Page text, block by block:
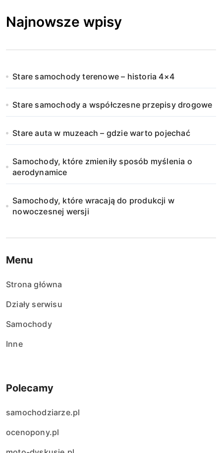
Najnowsze wpisy
Stare samochody terenowe – historia 4×4
Stare samochody a współczesne przepisy drogowe
Stare auta w muzeach – gdzie warto pojechać
Samochody, które zmieniły sposób myślenia o
aerodynamice
Samochody, które wracają do produkcji w
nowoczesnej wersji
Menu
Strona główna
Działy serwisu
Samochody
Inne
Polecamy
samochodziarze.pl
ocenopony.pl